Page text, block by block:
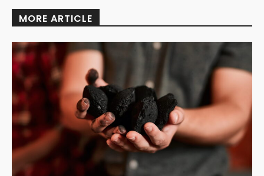
MORE ARTICLE